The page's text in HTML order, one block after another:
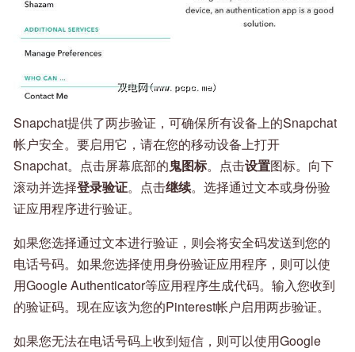
Snapchat提供了两步验证，可确保所有设备上的Snapchat
帐户安全。要启用它，请在您的移动设备上打开
Snapchat。点击屏幕底部的鬼图标。点击设置图标。向下
滚动并选择登录验证。点击继续。选择通过文本或身份验
证应用程序进行验证。
如果您选择通过文本进行验证，则会将安全码发送到您的
电话号码。如果您选择使用身份验证应用程序，则可以使
用Google Authenticator等应用程序生成代码。输入您收到
的验证码。现在应该为您的Pinterest帐户启用两步验证。
如果您无法在电话号码上收到短信，则可以使用Google